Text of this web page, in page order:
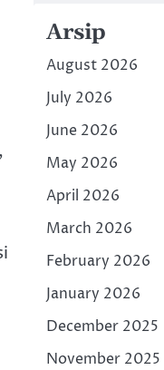
Arsip
August 2026
July 2026
June 2026
May 2026
April 2026
March 2026
February 2026
January 2026
December 2025
November 2025